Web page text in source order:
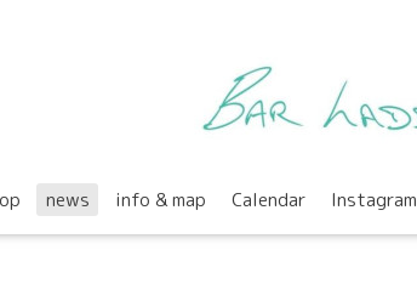
news info & map Calendar Instagram